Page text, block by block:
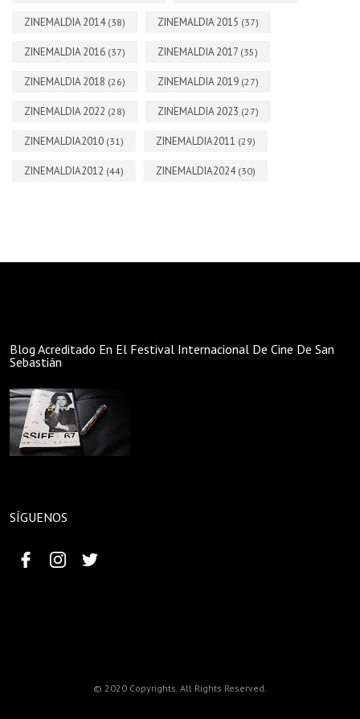
ZINEMALDIA 2014 (38) ZINEMALDIA 2015 (37)
ZINEMALDIA 2016 (37) ZINEMALDIA 2017 (35)
ZINEMALDIA 2018 (26) ZINEMALDIA 2019 (27)
ZINEMALDIA 2022 (28) ZINEMALDIA 2023 (27)
ZINEMALDIA2010 (31) ZINEMALDIA2011 (29)
ZINEMALDIA2012 (44) ZINEMALDIA2024 (30)
Blog Acreditado En El Festival Internacional De Cine De San
Sebastián
SÍGUENOS
© 2020 Copyrights. All Rights Reserved.